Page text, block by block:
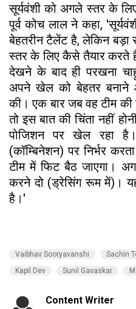
सूर्यवंशी को अगले स्तर के
पूर्व कोच लाल ने कहा,
बेहतरीन टैलेंट है, लेकिन
स्तर के लिए कैसे तैयार
देखने के बाद ही परखना
अपने खेल को बेहतर बनाने
की। एक बार जब वह टीम की
तो इस बात की चिंता नहीं
पोजिशन पर खेल रहा
(कॉम्बिनेशन) पर निर्भर
टीम में फिट बैठ जाएगा।
करने दो (ड्रेसिंग रूम में)।
है।'
Vaibhav Sooryavanshi Sachin
Kapil Dev
Sunil Gavaskar
Content Writer